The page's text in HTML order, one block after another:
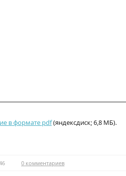
в формате pdf(яндексдиск; 6,8 МБ).
0 комментариев